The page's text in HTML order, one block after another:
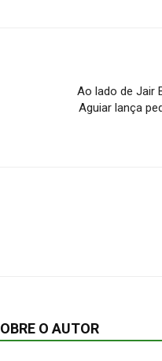
Ao lado de Jair
Aguiar lança
O AUTOR